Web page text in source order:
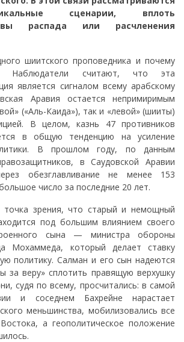
сценарии, вплоть
распада или расчленения
шиитского проповедника и почему
Наблюдатели считают, что эта
является сигналом всему арабскому
Аравия остается непримиримым
(«Аль-Каида»), так и «левой» (шииты)
В целом, казнь 47 противников
в общую тенденцию на усиление
В прошлом году, по данным
в Саудовской Аравии
обезглавливание не менее 153
число за последние 20 лет.
точка зрения, что старый и немощный
под большим влиянием своего
сына — министра обороны
Мохаммеда, который делает ставку
политику. Салман и его сын надеются
за веру» сплотить правящую верхушку
судя по всему, просчитались: в самой
и соседнем Бахрейне нарастает
меньшинства, мобилизовались все
а геополитическое положение